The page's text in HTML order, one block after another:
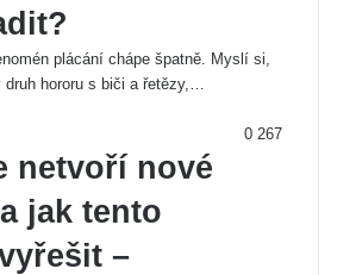
plácání chápe špatně. Myslí si,
druh hororu s biči a řetězy,…
0 267
netvoří nové
jak tento
–